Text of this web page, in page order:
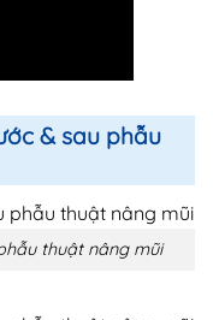
& sau phẫu
thuật nâng mũi